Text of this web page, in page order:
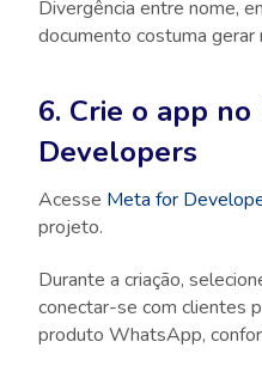
Divergência entre nome,
documento costuma gerar
6. Crie o app
Developers
Acesse Meta for
projeto.
Durante a criação,
conectar-se com clientes
produto WhatsApp,